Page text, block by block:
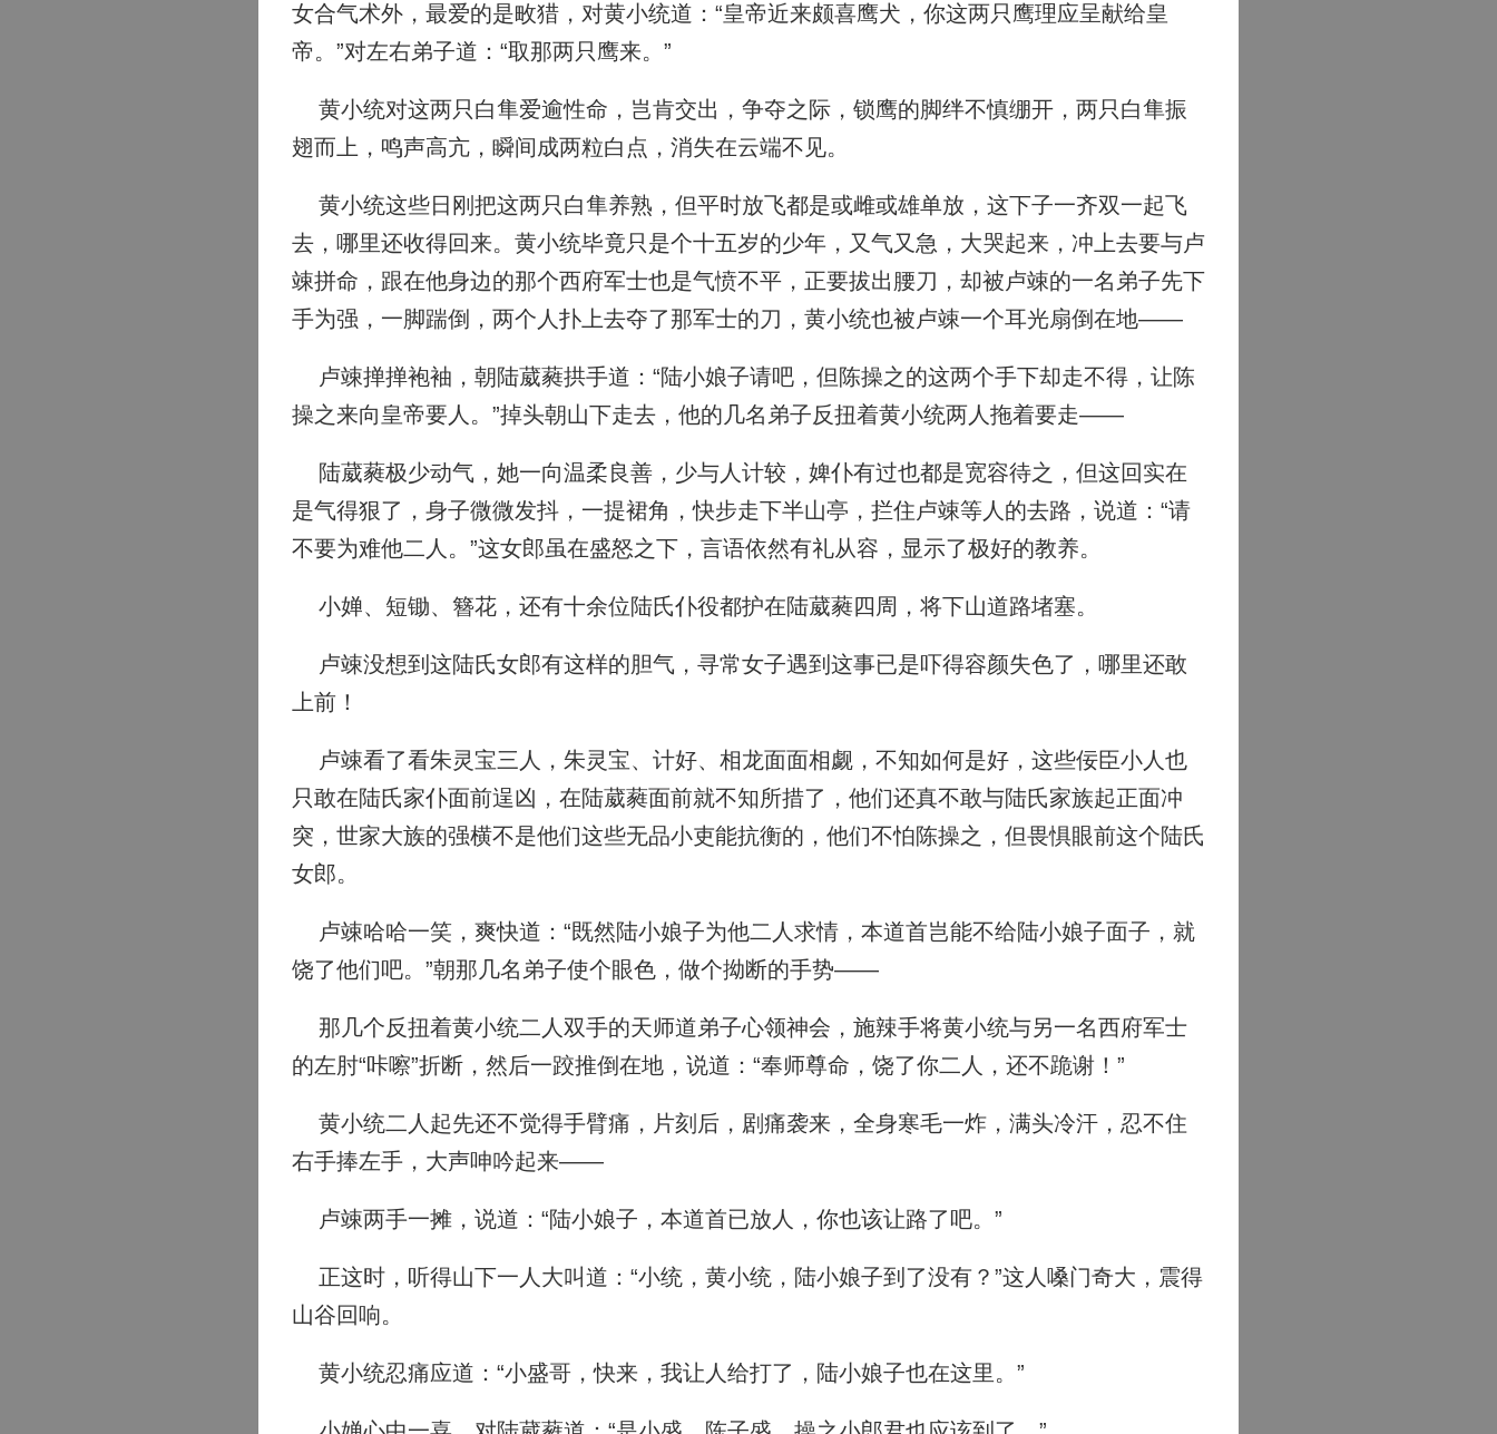
女合气术外，最爱的是畋猎，对黄小统道：“皇帝近来颇喜鹰犬，你这两只鹰理应呈献给皇
帝。”对左右弟子道：“取那两只鹰来。”
黄小统对这两只白隼爱逾性命，岂肯交出，争夺之际，锁鹰的脚绊不慎绷开，两只白隼振
翅而上，鸣声高亢，瞬间成两粒白点，消失在云端不见。
黄小统这些日刚把这两只白隼养熟，但平时放飞都是或雌或雄单放，这下子一齐双一起飞
去，哪里还收得回来。黄小统毕竟只是个十五岁的少年，又气又急，大哭起来，冲上去要与卢
竦拼命，跟在他身边的那个西府军士也是气愤不平，正要拔出腰刀，却被卢竦的一名弟子先下
手为强，一脚踹倒，两个人扑上去夺了那军士的刀，黄小统也被卢竦一个耳光扇倒在地——
卢竦掸掸袍袖，朝陆葳蕤拱手道：“陆小娘子请吧，但陈操之的这两个手下却走不得，让陈
操之来向皇帝要人。”掉头朝山下走去，他的几名弟子反扭着黄小统两人拖着要走——
陆葳蕤极少动气，她一向温柔良善，少与人计较，婢仆有过也都是宽容待之，但这回实在
是气得狠了，身子微微发抖，一提裙角，快步走下半山亭，拦住卢竦等人的去路，说道：“请
不要为难他二人。”这女郎虽在盛怒之下，言语依然有礼从容，显示了极好的教养。
小婵、短锄、簪花，还有十余位陆氏仆役都护在陆葳蕤四周，将下山道路堵塞。
卢竦没想到这陆氏女郎有这样的胆气，寻常女子遇到这事已是吓得容颜失色了，哪里还敢
上前！
卢竦看了看朱灵宝三人，朱灵宝、计好、相龙面面相觑，不知如何是好，这些佞臣小人也
只敢在陆氏家仆面前逞凶，在陆葳蕤面前就不知所措了，他们还真不敢与陆氏家族起正面冲
突，世家大族的强横不是他们这些无品小吏能抗衡的，他们不怕陈操之，但畏惧眼前这个陆氏
女郎。
卢竦哈哈一笑，爽快道：“既然陆小娘子为他二人求情，本道首岂能不给陆小娘子面子，就
饶了他们吧。”朝那几名弟子使个眼色，做个拗断的手势——
那几个反扭着黄小统二人双手的天师道弟子心领神会，施辣手将黄小统与另一名西府军士
的左肘“咔嚓”折断，然后一跤推倒在地，说道：“奉师尊命，饶了你二人，还不跪谢！”
黄小统二人起先还不觉得手臂痛，片刻后，剧痛袭来，全身寒毛一炸，满头冷汗，忍不住
右手捧左手，大声呻吟起来——
卢竦两手一摊，说道：“陆小娘子，本道首已放人，你也该让路了吧。”
正这时，听得山下一人大叫道：“小统，黄小统，陆小娘子到了没有？”这人嗓门奇大，震得
山谷回响。
黄小统忍痛应道：“小盛哥，快来，我让人给打了，陆小娘子也在这里。”